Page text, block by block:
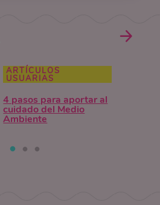
ARTÍCULOS
USUARIAS
4 pasos para aportar al
cuidado del Medio
Ambiente